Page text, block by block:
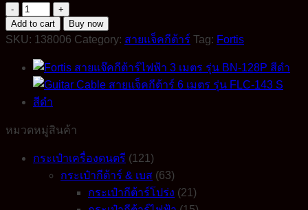
Fortis
Guitar
Cable
สาย
แจ็คกีต้าร์
เมตร
รุ่น
FLC-
143
Add to cart Buy now
SKU: 138006 Category: สายแจ็คกีต้าร์ Tag: Fortis
หมวดหมู่สินค้า
กระเป๋าเครื่องดนตรี (121)
กระเป๋ากีต้าร์ & เบส (63)
กระเป๋ากีต้าร์โปร่ง (21)